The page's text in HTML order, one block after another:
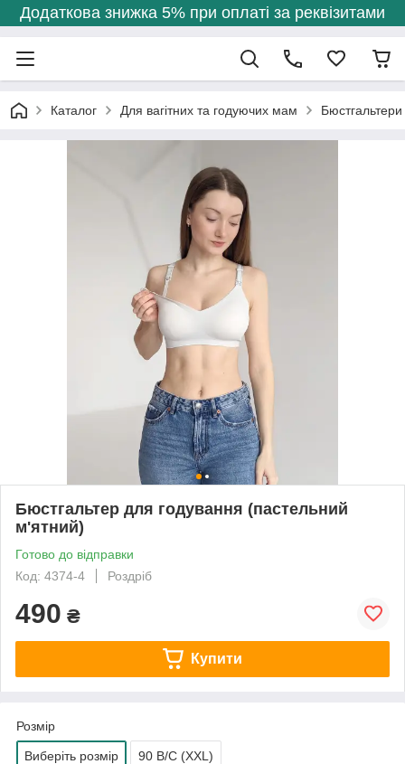
Додаткова знижка 5% при оплаті за реквізитами
Каталог Для вагітних та годуючих мам
Бюстгальтер для годування (пастельний
м'ятний)
Готово до відправки
Код: 4374-4
Роздріб
490 ₴
Купити
Розмір
Виберіть розмір 90 B/C (XXL)